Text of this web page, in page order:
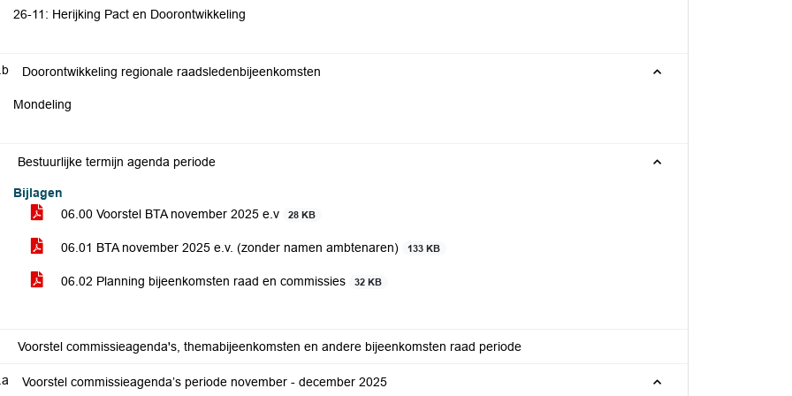
26-11: Herijking Pact en Doorontwikkeling
Doorontwikkeling regionale raadsledenbijeenkomsten
Mondeling
Bestuurlijke termijn agenda periode
Bijlagen
06.00 Voorstel BTA november 2025 e.v
28 KB
06.01 BTA november 2025 e.v. (zonder namen ambtenaren) 133 KB
06.02 Planning bijeenkomsten raad en commissies 32 KB
Voorstel commissieagenda's, themabijeenkomsten en andere bijeenkomsten raad periode
Voorstel commissieagenda’s periode november - december 2025